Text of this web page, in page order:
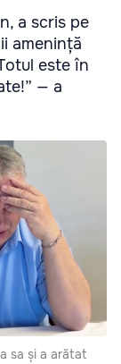
a scris pe
amenință
este în
— a
sa și a arătat